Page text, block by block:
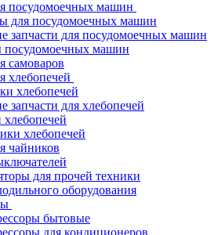
посудомоечных машин
для посудомоечных машин
запчасти для посудомоечных машин
машин
самоваров
хлебопечей
хлебопечей
запчасти для хлебопечей
хлебопечей
чайников
для прочей техники
оборудования
бытовые
для кондиционеров